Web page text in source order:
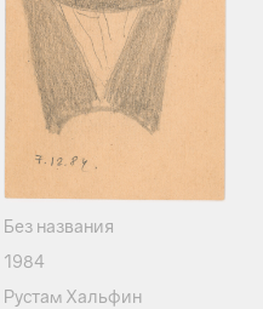
Без названия
1984
Рустам Хальфин